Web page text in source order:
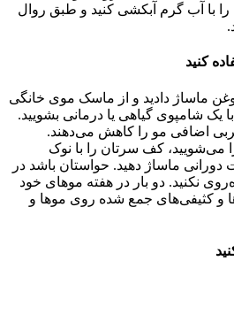
را با آب گرم آبکشی کنید و طبق روال
روغن ماساژ دادید و از ماسک موی خانگی
با یک شامپوی گیاهی یا درمانی بشویید.
اضافی مو را کاهش می‌دهند.
می‌شویید، کف سرتان را با نوک
ماساژ دهید. حواستان باشد در
نکنید. دو بار در هفته موهای خود
و کثیفی‌های جمع شده روی موها و